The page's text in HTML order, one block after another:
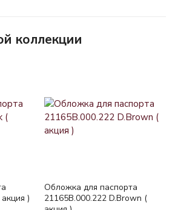
коллекции
)
Обложка для паспорта
21165B.000.222 D.Brown (